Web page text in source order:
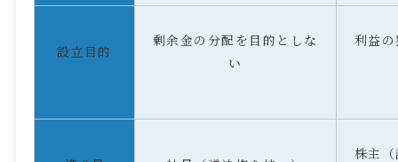
設立目的
剰余金の分配を目的としな
い
利益
株主